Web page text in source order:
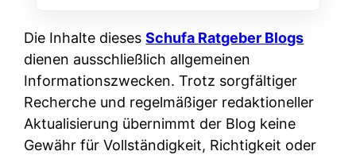
Die Inhalte diesesSchufa Ratgeber Blogs
dienen ausschließlich allgemeinen
Informationszwecken. Trotz sorgfältiger
Recherche und regelmäßiger redaktioneller
Aktualisierung übernimmt der Blog keine
Gewähr für Vollständigkeit, Richtigkeit oder